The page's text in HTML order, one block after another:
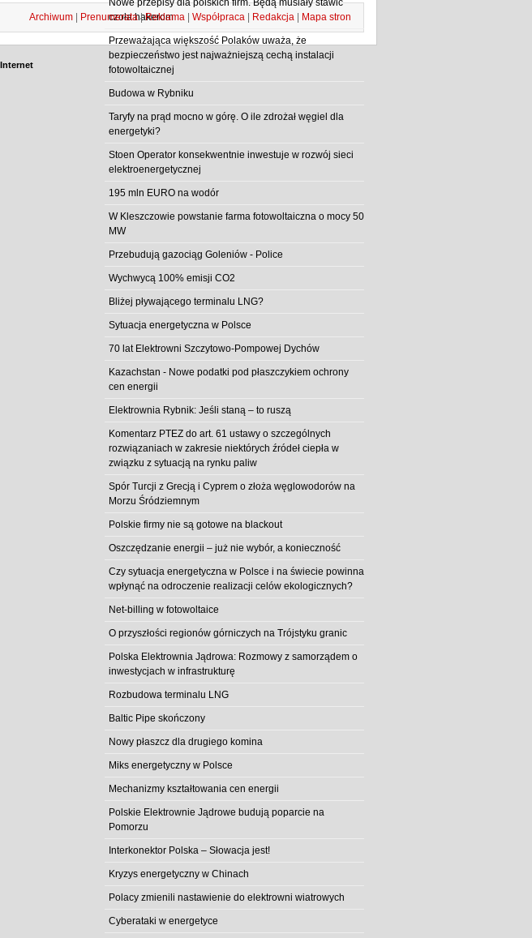
Nowe przepisy dla polskich firm. Będą musiały stawić
czoła hakerom
Przeważająca większość Polaków uważa, że
bezpieczeństwo jest najważniejszą cechą instalacji
fotowoltaicznej
Budowa w Rybniku
Taryfy na prąd mocno w górę. O ile zdrożał węgiel dla
energetyki?
Stoen Operator konsekwentnie inwestuje w rozwój sieci
elektroenergetycznej
195 mln EURO na wodór
W Kleszczowie powstanie farma fotowoltaiczna o mocy 50
MW
Przebudują gazociąg Goleniów - Police
Wychwycą 100% emisji CO2
Bliżej pływającego terminalu LNG?
Sytuacja energetyczna w Polsce
70 lat Elektrowni Szczytowo-Pompowej Dychów
Kazachstan - Nowe podatki pod płaszczykiem ochrony
cen energii
Elektrownia Rybnik: Jeśli staną – to ruszą
Komentarz PTEZ do art. 61 ustawy o szczególnych
rozwiązaniach w zakresie niektórych źródeł ciepła w
związku z sytuacją na rynku paliw
Spór Turcji z Grecją i Cyprem o złoża węglowodorów na
Morzu Śródziemnym
Polskie firmy nie są gotowe na blackout
Oszczędzanie energii – już nie wybór, a konieczność
Czy sytuacja energetyczna w Polsce i na świecie powinna
wpłynąć na odroczenie realizacji celów ekologicznych?
Net-billing w fotowoltaice
O przyszłości regionów górniczych na Trójstyku granic
Polska Elektrownia Jądrowa: Rozmowy z samorządem o
inwestycjach w infrastrukturę
Rozbudowa terminalu LNG
Baltic Pipe skończony
Nowy płaszcz dla drugiego komina
Miks energetyczny w Polsce
Mechanizmy kształtowania cen energii
Polskie Elektrownie Jądrowe budują poparcie na
Pomorzu
Interkonektor Polska – Słowacja jest!
Kryzys energetyczny w Chinach
Polacy zmienili nastawienie do elektrowni wiatrowych
Cyberataki w energetyce
Archiwum | Prenumerata|Reklama | Współpraca | Redakcja | Mapa stron